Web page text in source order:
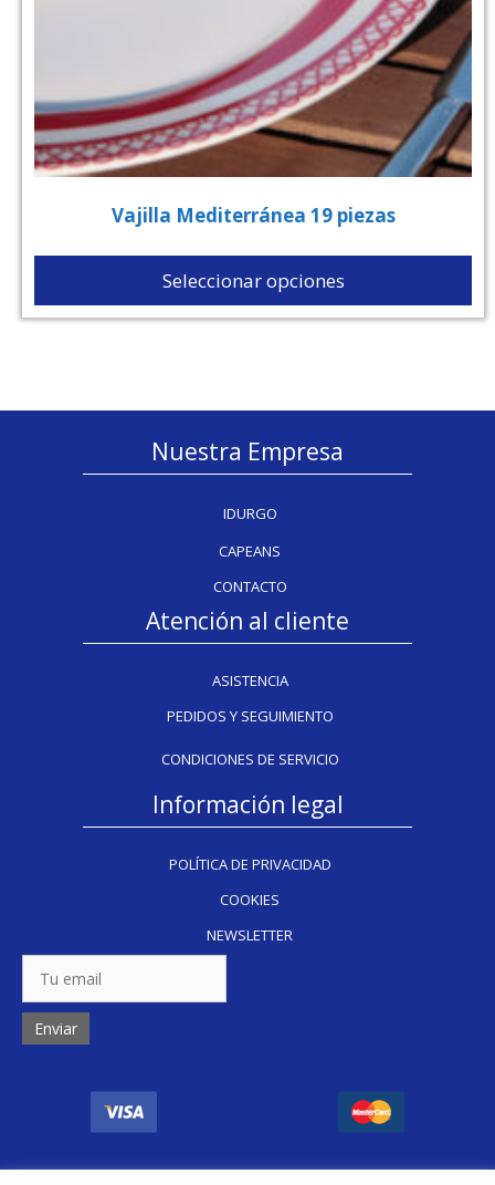
Vajilla Mediterránea 19 piezas
Seleccionar opciones
Nuestra Empresa
IDURGO
CAPEANS
CONTACTO
Atención al cliente
ASISTENCIA
PEDIDOS Y SEGUIMIENTO
CONDICIONES DE SERVICIO
Información legal
POLÍTICA DE PRIVACIDAD
COOKIES
NEWSLETTER